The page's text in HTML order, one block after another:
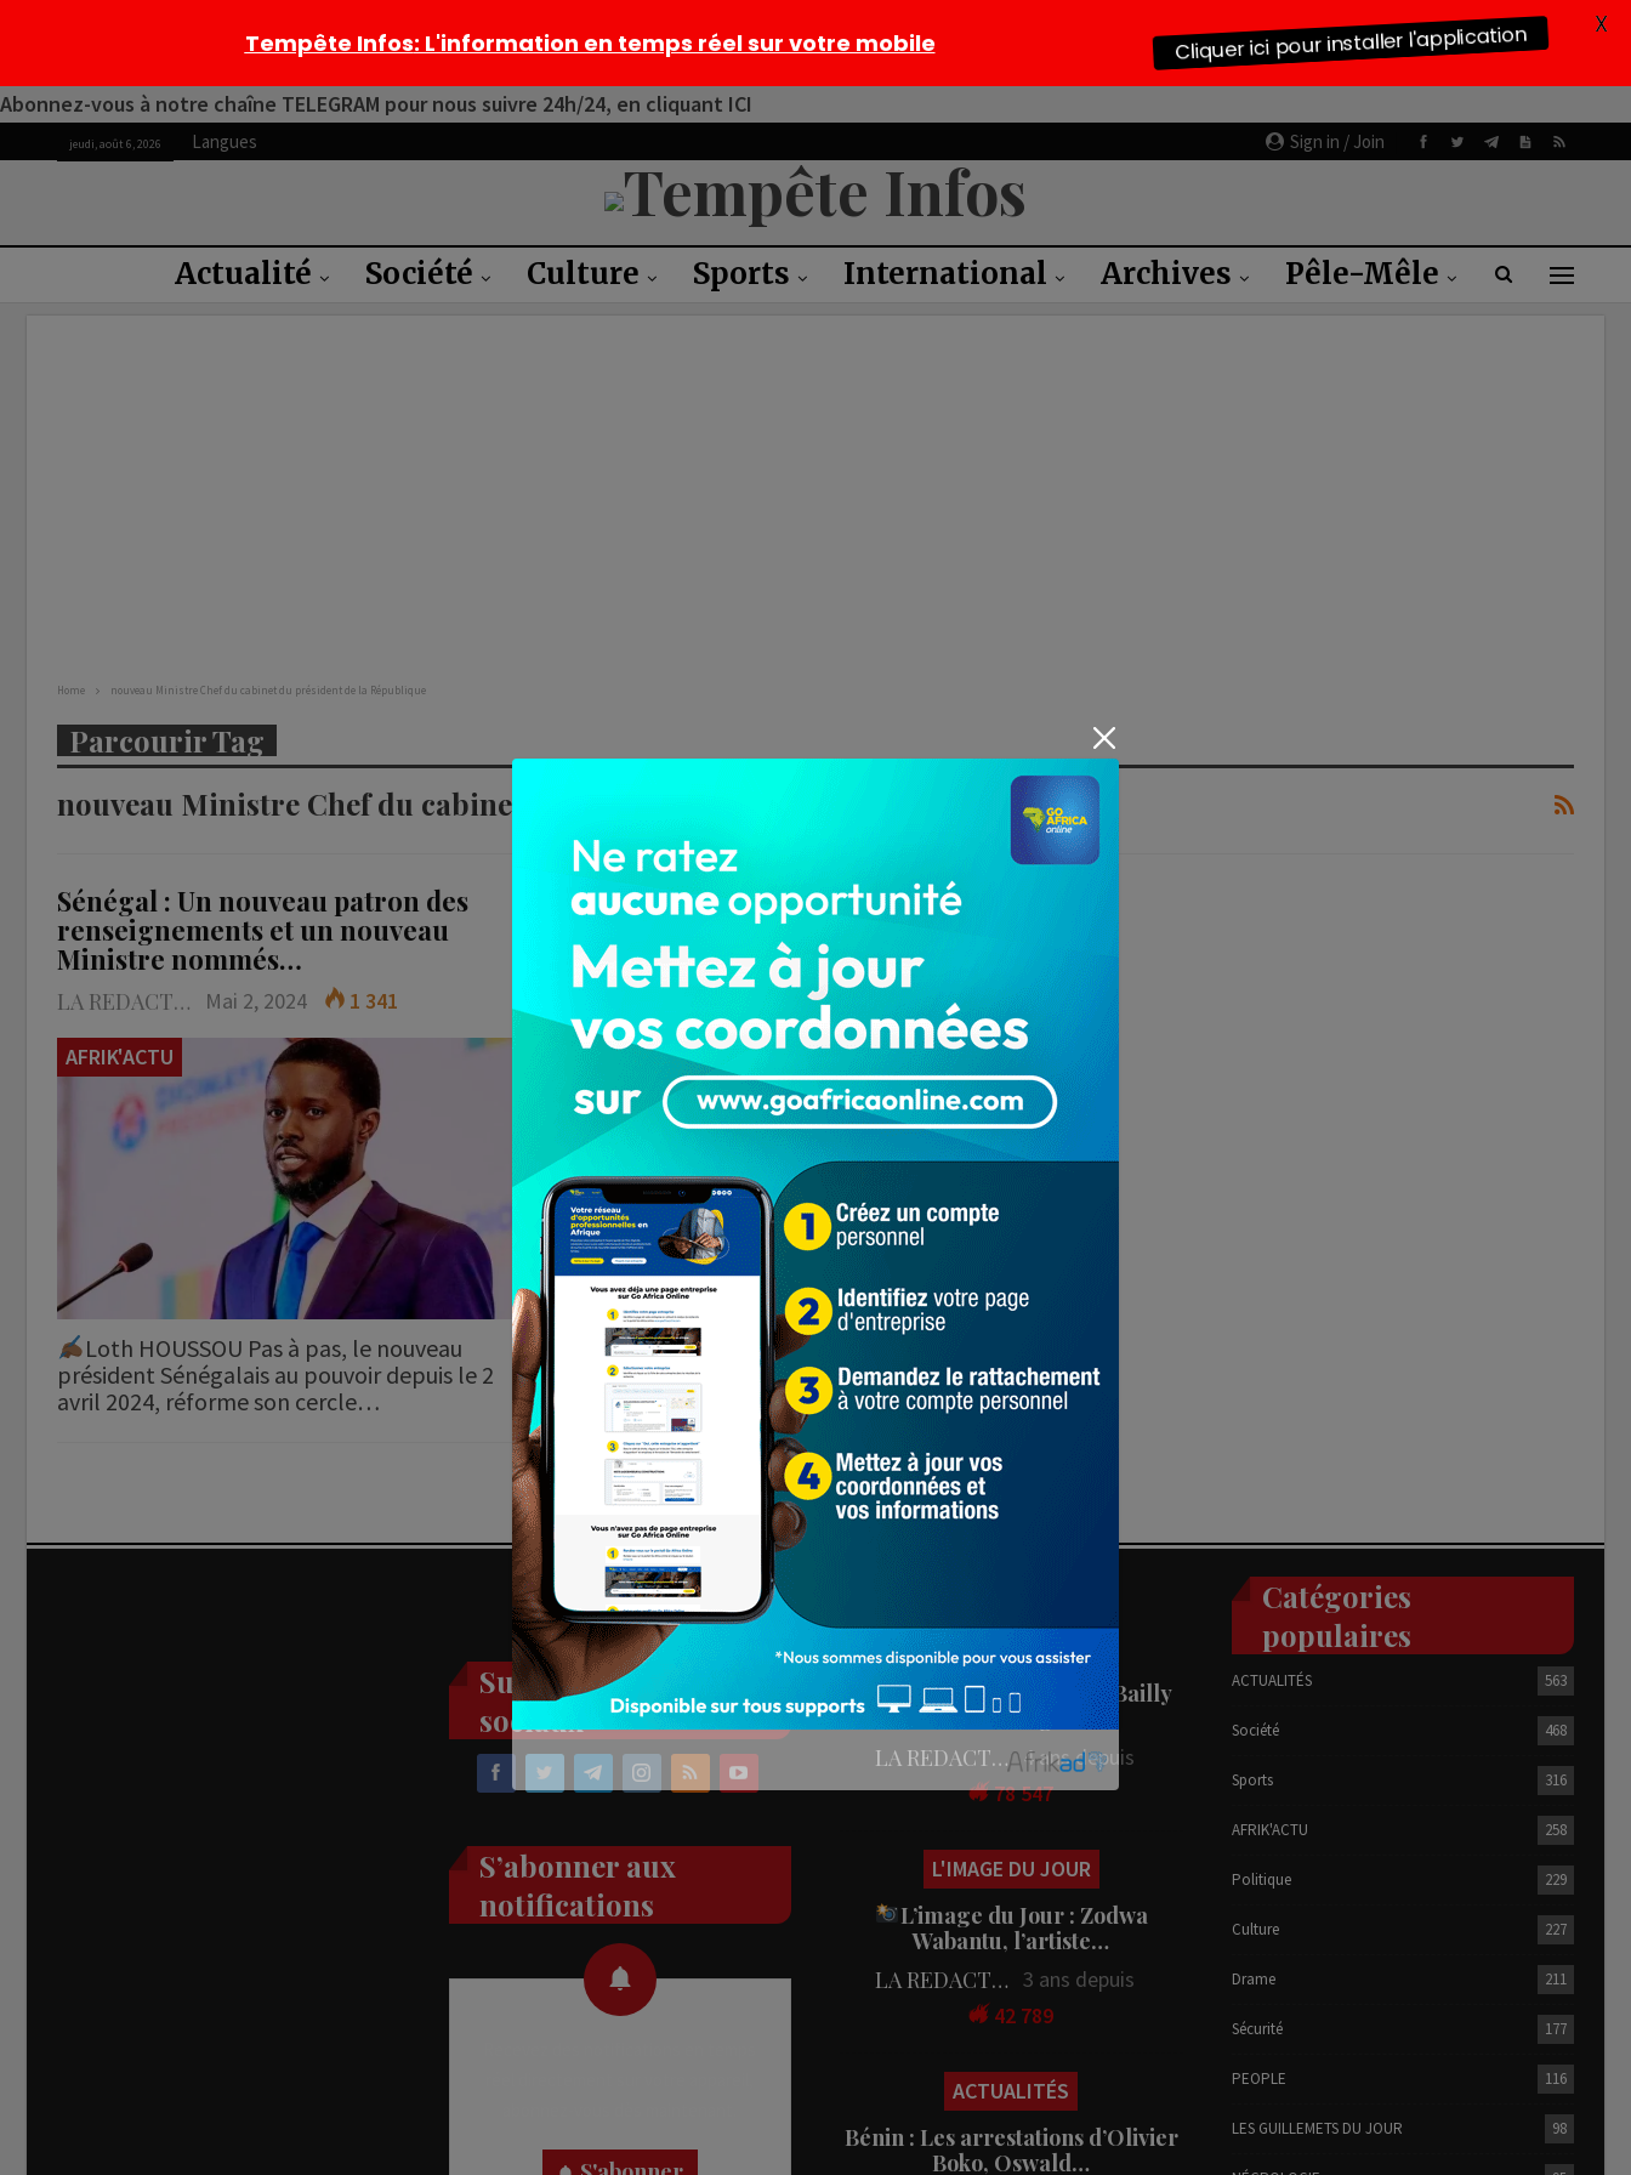
Abonnez-vous à notre chaîne TELEGRAM pour nous suivre 24h/24, en cliquant ICI
Sign in / Join
jeudi, août 6, 2026 Langues
Actualité Société Culture Sports International Archives Pêle-Mêle
Home nouveau Ministre Chef du cabinet du président de la République
Parcourir Tag
nouveau Ministre Chef du cabinet du président de la République
Sénégal : Un nouveau patron des
renseignements et un nouveau
Ministre nommés…
LA REDACTION Mai 2, 2024
1 341
AFRIK'ACTU
Loth HOUSSOU Pas à pas, le nouveau
président Sénégalais au pouvoir depuis le 2
avril 2024, réforme son cercle…
Suivez nos réseaux
sociaux
S’abonner aux
notifications
PEOPLE
People : L’artiste Blanche Bailly
en tournage…
LA REDACTION
4 ans depuis
78 547
L'IMAGE DU JOUR
L’image du Jour : Zodwa
Wabantu, l’artiste…
LA REDACTION 3 ans depuis
42 789
ACTUALITÉS
Bénin : Les arrestations d’Olivier
Boko, Oswald…
Catégories
populaires
ACTUALITÉS 563
Société 468
Sports 316
AFRIK'ACTU 258
Politique 229
Culture 227
Drame 211
Sécurité 177
PEOPLE 116
LES GUILLEMETS DU JOUR 98
Tempête Infos: L'information en temps réel sur votre mobile Cliquer ici pour installer l'application X